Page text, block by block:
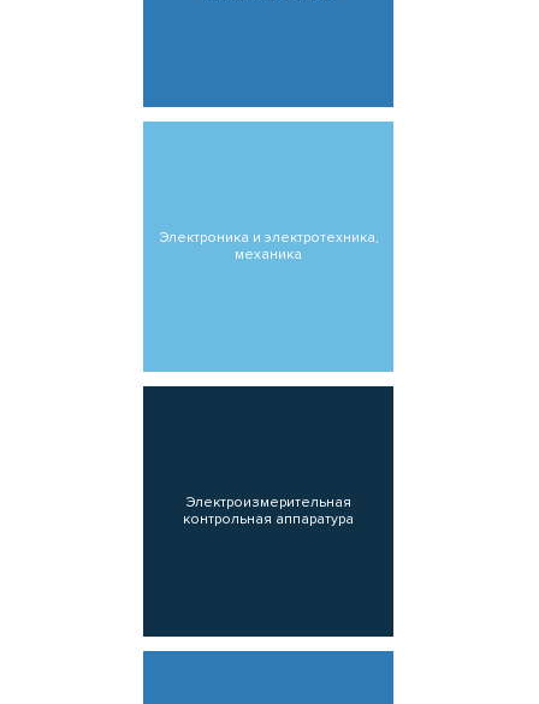
Электроника и электротехника,
механика
Электроизмерительная
контрольная аппаратура